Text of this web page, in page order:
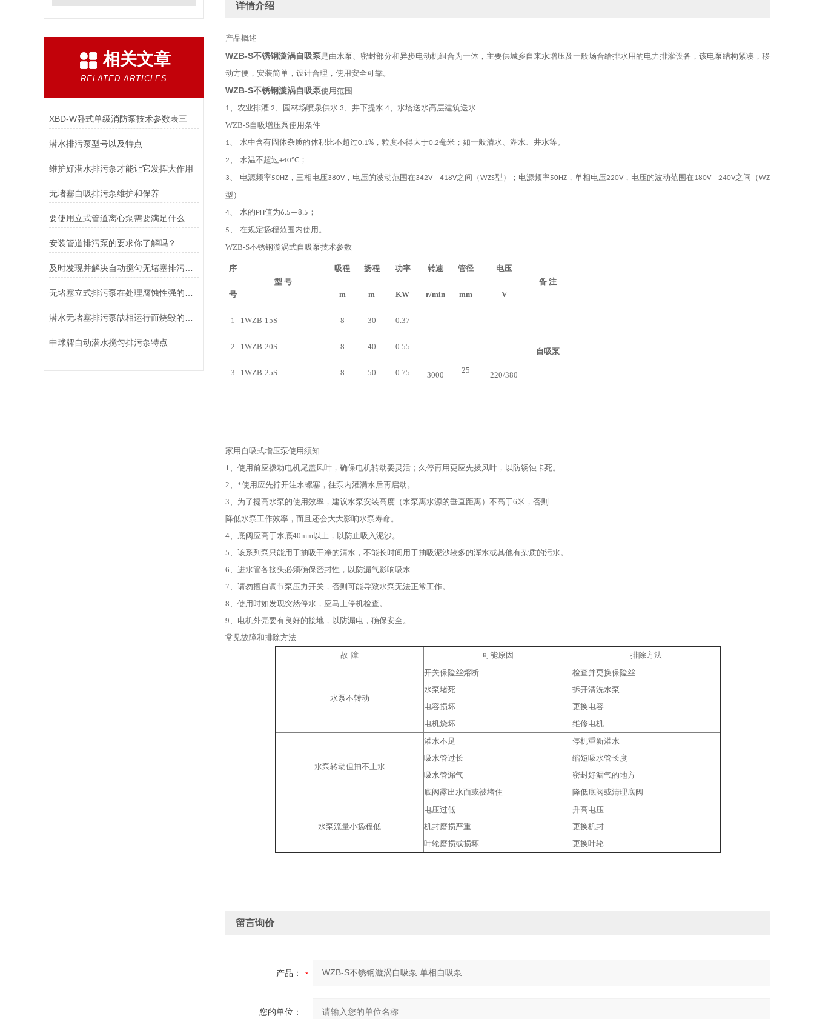
相关文章
RELATED ARTICLES
XBD-W卧式单级消防泵技术参数表三
潜水排污泵型号以及特点
维护好潜水排污泵才能让它发挥大作用
无堵塞自吸排污泵维护和保养
安装管道排污泵的要求你了解吗？
及时发现并解决自动搅匀无堵塞排污泵故障是延长其使用寿命的关键
中球牌自动潜水搅匀排污泵特点
详情介绍
产品概述
WZB-S不锈钢漩涡自吸泵是由水泵、密封部分和异步电动机组合为一体，主要供城乡自来水增压及一般场合给排水用的电力排灌设备 ，该电泵结构紧凑，移
动方便，安装简单，设计合理，使用安全可靠。
WZB-S不锈钢漩涡自吸泵使用范围
1、 农业排灌 2、园林场喷泉供水 3、井下提水 4、水塔送水高层建筑送水
WZB-S自吸增压泵使用条件
1、 水中含有固体杂质的体积比不超过0.1% ，粒度不得大于0.2毫米；如一般清水、湖水、井水等。
2、 水温不超过+40℃；
3、 电源频率50HZ ，三相电压380V ，电压的波动范围在342V—418V之间（WZS型）；电源频率50HZ ，单相电压220V ，电压的波动范围在180V—240V之间（WZ
型）
4、 水的PH值为6.5—8.5 ；
5、
在规定扬程范围内使用。
WZB-S不锈钢漩涡式自吸泵技术参数
序
型 号
吸程 扬程 功率 转速 管径
电压
备 注
号
m m KW r/min mm V
1 1WZB-15S 8 30 0.37
3000
25
220/380
自吸泵
2 1WZB-20S 8 40 0.55
3 1WZB-25S 8 50 0.75
家用自吸式增压泵使用须知
1、使用前应拨动电机尾盖风叶，确保电机转动要灵活；久停再用更应先拨风叶，以防锈蚀卡死。
2、*使用应先拧开注水螺塞，往泵内灌满水后再启动。
3、为了提高水泵的使用效率，建议水泵安装高度（水泵离水源的垂直距离）不高于6米，否则
降低水泵工作效率，而且还会大大影响水泵寿命。
4、底阀应高于水底40mm以上，以防止吸入泥沙。
5、该系列泵只能用于抽吸干净的清水，不能长时间用于抽吸泥沙较多的浑水或其他有杂质的污水。
6、进水管各接头必须确保密封性，以防漏气影响吸水
7、请勿擅自调节泵压力开关，否则可能导致水泵无法正常工作。
8、使用时如发现突然停水，应马上停机检查。
9、电机外壳要有良好的接地，以防漏电，确保安全。
常见故障和排除方法
故 障
可能原因 排除方法
水泵不转动
开关保险丝熔断
水泵堵死
电容损坏
电机烧坏
检查并更换保险丝
拆开清洗水泵
更换电容
维修电机
水泵转动但抽不上水
灌水不足
吸水管过长
吸水管漏气
底阀露出水面或被堵住
停机重新灌水
缩短吸水管长度
密封好漏气的地方
降低底阀或清理底阀
水泵流量小扬程低
电压过低
机封磨损严重
叶轮磨损或损坏
升高电压
更换机封
更换叶轮
留言询价
产品：
您的单位：